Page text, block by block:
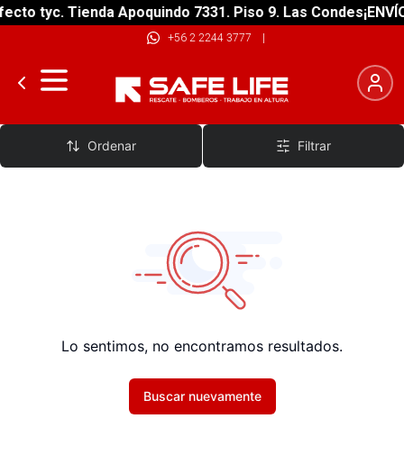
tyc. Tienda Apoquindo 7331. Piso 9. Las Condes
+56 2 2244 3777 |
Camisetas
Ordenar Filtrar
Lo sentimos, no encontramos resultados.
Buscar nuevamente